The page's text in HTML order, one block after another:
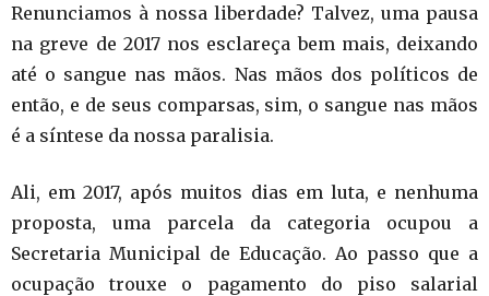
Renunciamos à nossa liberdade? Talvez, uma pausa
na greve de 2017 nos esclareça bem mais, deixando
até o sangue nas mãos. Nas mãos dos políticos de
então, e de seus comparsas, sim, o sangue nas mãos
é a síntese da nossa paralisia.
Ali, em 2017, após muitos dias em luta, e nenhuma
proposta, uma parcela da categoria ocupou a
Secretaria Municipal de Educação. Ao passo que a
ocupação trouxe o pagamento do piso salarial